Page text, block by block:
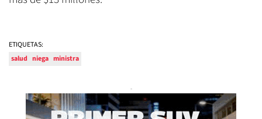
ETIQUETAS:
salud niega ministra